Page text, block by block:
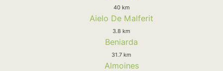
40 km
Aielo De Malferit
3.8 km
Beniarda
31.7 km
Almoines